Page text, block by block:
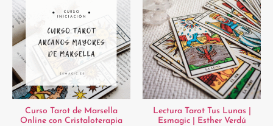
Curso Tarot de Marsella
Online con Cristaloterapia
Lectura Tarot Tus Lunas |
Esmagic | Esther Verdú